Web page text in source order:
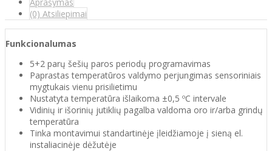
(0) Atsiliepimai
Funkcionalumas
5+2 parų šešių paros periodų programavimas
Paprastas temperatūros valdymo perjungimas sensoriniais
mygtukais vienu prisilietimu
Nustatyta temperatūra išlaikoma ±0,5 ºC intervale
Vidinių ir išorinių jutiklių pagalba valdoma oro ir/arba grindų
temperatūra
Tinka montavimui standartinėje įleidžiamoje į sieną el.
instaliacinėje dėžutėje